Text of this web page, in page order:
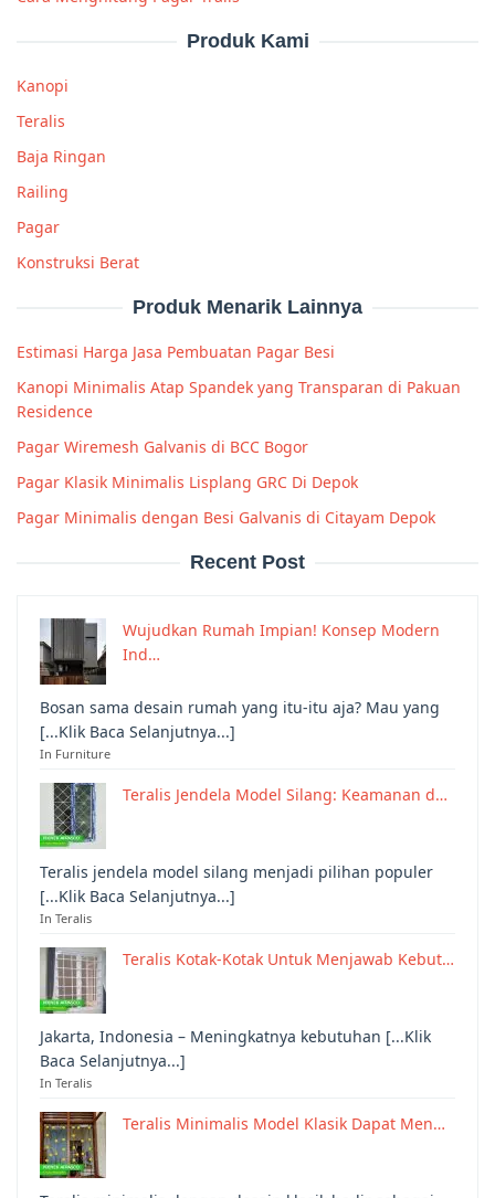
Produk Kami
Kanopi
Teralis
Baja Ringan
Railing
Pagar
Konstruksi Berat
Produk Menarik Lainnya
Estimasi Harga Jasa Pembuatan Pagar Besi
Kanopi Minimalis Atap Spandek yang Transparan di Pakuan
Residence
Pagar Wiremesh Galvanis di BCC Bogor
Pagar Klasik Minimalis Lisplang GRC Di Depok
Pagar Minimalis dengan Besi Galvanis di Citayam Depok
Recent Post
Wujudkan Rumah Impian! Konsep Modern
Ind…
Bosan sama desain rumah yang itu-itu aja? Mau yang
[...Klik Baca Selanjutnya...]
In Furniture
Teralis Jendela Model Silang: Keamanan d…
Teralis jendela model silang menjadi pilihan populer
[...Klik Baca Selanjutnya...]
In Teralis
Teralis Kotak-Kotak Untuk Menjawab Kebut…
Jakarta, Indonesia – Meningkatnya kebutuhan [...Klik
Baca Selanjutnya...]
In Teralis
Teralis Minimalis Model Klasik Dapat Men…